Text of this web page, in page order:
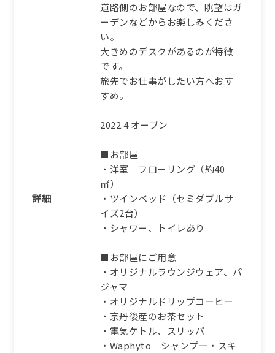
詳細
道路側のお部屋なので、眺望はガ
ーデンなどからお楽しみくださ
い。
大きめのデスクがあるのが特徴
です。
旅先でお仕事がしたい方へおす
すめ。
2022.4 オープン
■お部屋
・洋室 フローリング（約40
㎡）
・ツインベッド（セミダブルサ
イズ2台）
・シャワー、トイレあり
■お部屋にご用意
・オリジナルラウンジウェア、パ
ジャマ
・オリジナルドリップコーヒー
・京丹後産のお茶セット
・電気ケトル、スリッパ
・Waphyto シャンプー・スキ